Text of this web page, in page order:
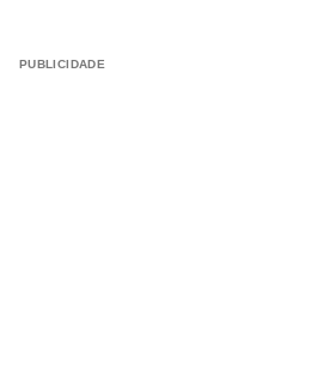
PUBLICIDADE